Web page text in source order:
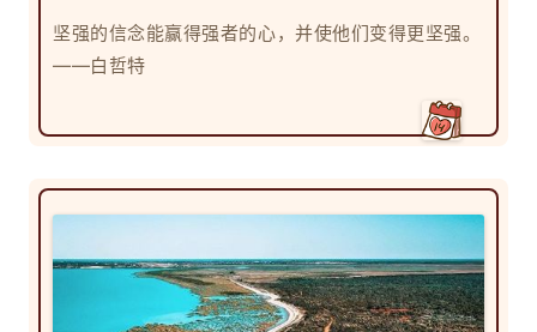
坚强的信念能赢得强者的心，并使他们变得更坚强。
——白哲特